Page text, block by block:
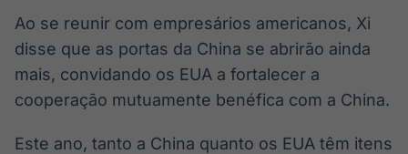
Ao se reunir com empresários americanos, Xi
disse que as portas da China se abrirão ainda
mais, convidando os EUA a fortalecer a
cooperação mutuamente benéfica com a China.
Este ano, tanto a China quanto os EUA têm itens